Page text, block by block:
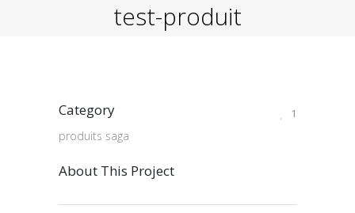
test-produit
Category
produits saga
About This Project
1